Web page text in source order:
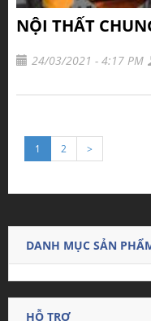
NỘI THẤT
24/03/2021 - 4:17 PM
1 2 >
DANH MỤC SẢN
HỖ TRỢ